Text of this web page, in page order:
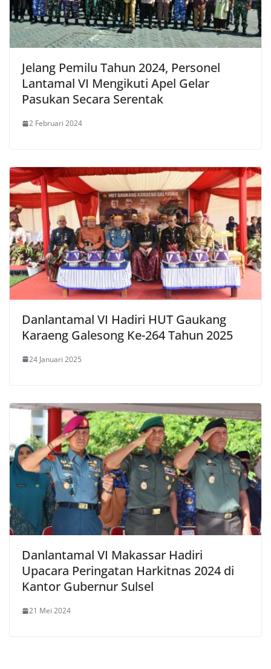
Jelang Pemilu Tahun 2024, Personel
Lantamal VI Mengikuti Apel Gelar
Pasukan Secara Serentak
2 Februari 2024
Danlantamal VI Hadiri HUT Gaukang
Karaeng Galesong Ke-264 Tahun 2025
24 Januari 2025
Danlantamal VI Makassar Hadiri
Upacara Peringatan Harkitnas 2024 di
Kantor Gubernur Sulsel
21 Mei 2024